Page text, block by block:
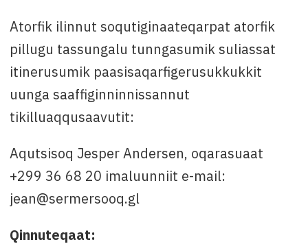
Atorfik ilinnut soqutiginaateqarpat atorfik
pillugu tassungalu tunngasumik suliassat
itinerusumik paasisaqarfigerusukkukkit
uunga saaffiginninnissannut
tikilluaqqusaavutit:
Aqutsisoq Jesper Andersen, oqarasuaat
+299 36 68 20 imaluunniit e-mail:
jean@sermersooq.gl
Qinnuteqaat: